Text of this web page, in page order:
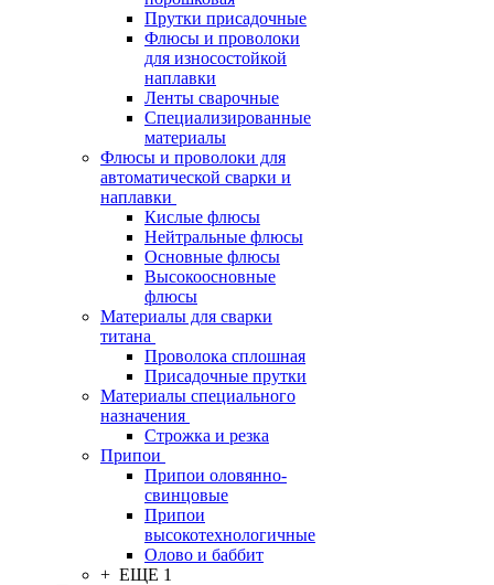
Прутки присадочные
Флюсы и проволоки
для износостойкой
наплавки
Ленты сварочные
Специализированные
материалы
Флюсы и проволоки для
автоматической сварки и
наплавки
Кислые флюсы
Нейтральные флюсы
Основные флюсы
Высокоосновные
флюсы
Материалы для сварки
титана
Проволока сплошная
Присадочные прутки
Материалы специального
назначения
Строжка и резка
Припои
Припои оловянно-
свинцовые
Припои
высокотехнологичные
Олово и баббит
+ ЕЩЕ 1